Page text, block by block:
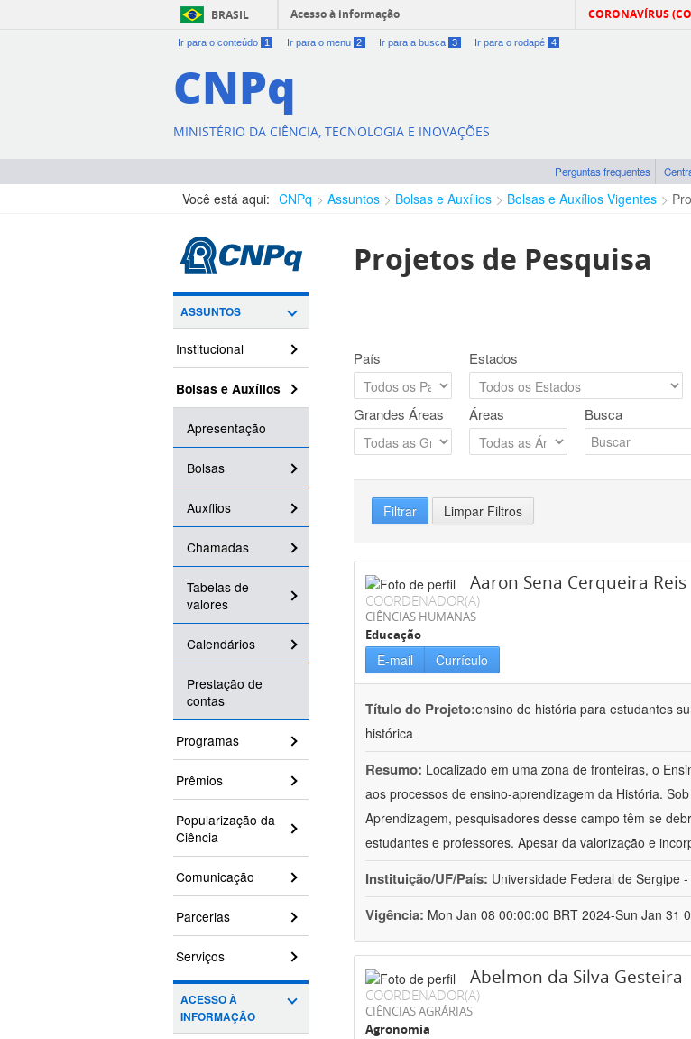
BRASIL Acesso à informação CORONAVÍRUS
Ir para o conteúdo 1 Ir para o menu 2 Ir para a busca 3 Ir para o rodapé 4
CNPq
MINISTÉRIO DA CIÊNCIA, TECNOLOGIA E INOVAÇÕES
Perguntas frequentes
Você está aqui: CNPq Assuntos Bolsas e Auxílios Bolsas e Auxílios Vigentes
ASSUNTOS
Institucional
Bolsas e Auxílios
Apresentação
Bolsas
Auxílios
Chamadas
Tabelas de
valores
Calendários
Prestação de
contas
Programas
Prêmios
Popularização da
Ciência
Comunicação
Parcerias
Serviços
ACESSO À
INFORMAÇÃO
Projetos de Pesquisa
País Estados
Grandes Áreas Áreas Busca
Filtrar Limpar Filtros
Aaron Sena Cerqueira Reis
COORDENADOR(A)
CIÊNCIAS HUMANAS
Educação
E-mail Currículo
Título do Projeto:ensino de história para estudantes
histórica
Resumo: Localizado em uma zona de fronteiras, o
aos processos de ensino-aprendizagem da História.
Aprendizagem, pesquisadores desse campo têm se
estudantes e professores. Apesar da valorização e
Instituição/UF/País: Universidade Federal de Sergipe
Vigência: Mon Jan 08 00:00:00 BRT 2024-Sun Jan 31
Abelmon da Silva Gesteira
COORDENADOR(A)
CIÊNCIAS AGRÁRIAS
Agronomia